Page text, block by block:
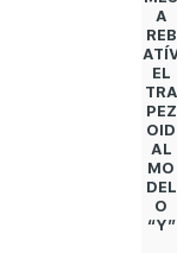
A
REB
EL
TRA
PEZ
OID
AL
MO
DEL
O
“Y”